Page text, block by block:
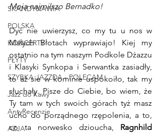
SKANDYNAWIA
POLSKA
KONCERTY
PŁYTY
SZYBKA JAZZDA - POLECAM
Jazz do Kawy
AntyRecenzje
AZJA
Moja najmilszo Bernadko!
Dyć nie uwierzysz, co my tu u nos w
Małych Błotach wyprawiajo! Kiej my
ostatnio na tym naszym Podkole Dżazzu
i Klasyki Synkopa i Serwantka zasiadły,
to aż sie w kominie uspokoiło, tak my
słuchały. Pisze do Ciebie, bo wiem, że
Ty tam w tych swoich górach tyż masz
ucho do porządnego rzępolenia, a to,
co ta norwesko dzioucha, Ragnhild